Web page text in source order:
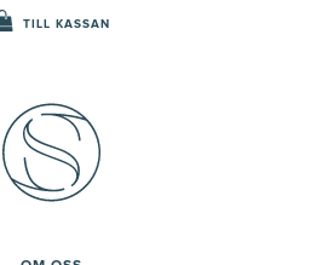
TILL KASSAN